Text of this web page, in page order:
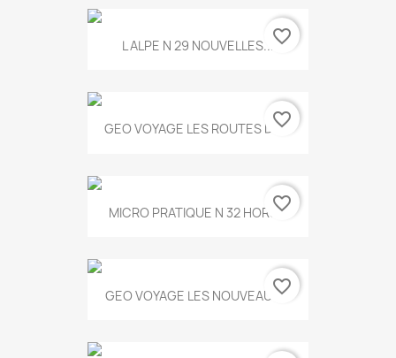
L ALPE N 29 NOUVELLES...favorite_border
GEO VOYAGE LES ROUTES DE...
favorite_border
MICRO PRATIQUE N 32 HORS...
favorite_border
GEO VOYAGE LES NOUVEAUX...
favorite_border